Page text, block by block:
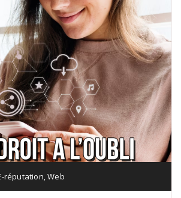
réputation,Web